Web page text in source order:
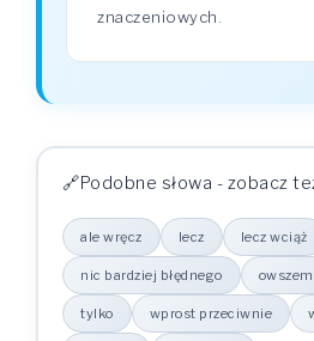
znaczeniowych.
Podobne słowa - zobacz
ale wręcz lecz lecz wciąż
nic bardziej błędnego owszem
tylko wprost przeciwnie